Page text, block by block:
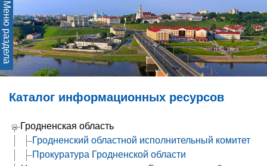
Меню раздела
Каталог информационных ресурсов
Гродненская область
Гродненский областной исполнительный комитет
Прокуратура Гродненской области